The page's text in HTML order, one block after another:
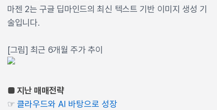
마젠 2는 구글 딥마인드의 최신 텍스트 기반 이미지 생성 기
술입니다.
[그림] 최근 6개월 주가 추이
■ 지난 매매전략
☞클라우드와 AI 바탕으로 성장